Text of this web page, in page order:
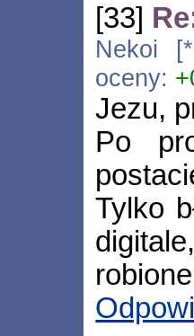
[33]
Nekoi
oceny:
Jezu,
Po
Tylko